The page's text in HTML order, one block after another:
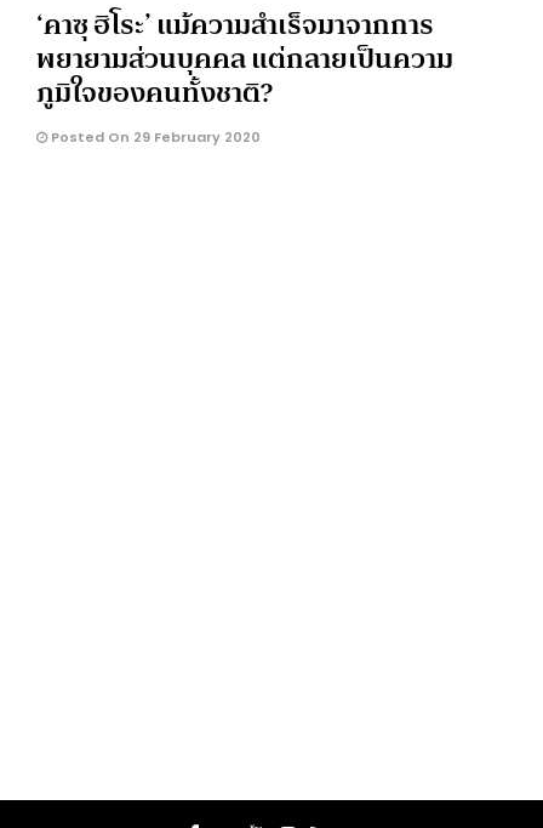
‘คาซุ ฮิโระ’ แม้ความสำเร็จมาจากการ
พยายามส่วนบุคคล แต่กลายเป็นความ
ภูมิใจของคนทั้งชาติ?
Posted On 29 February 2020